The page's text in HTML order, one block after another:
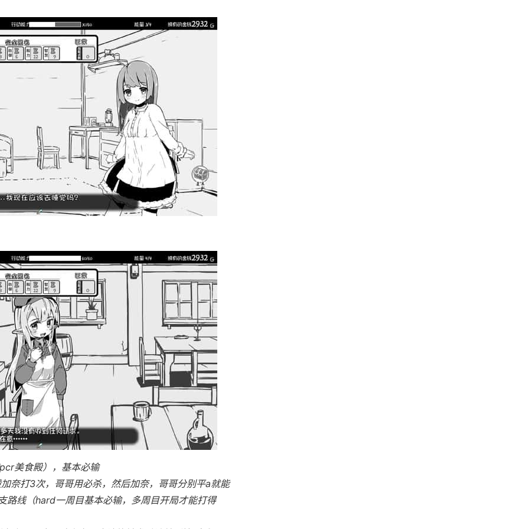
美食殿），基本必输
奈打3次，哥哥用必杀，然后加奈，哥哥分别平a就能
路线（hard一周目基本必输，多周目开局才能打得